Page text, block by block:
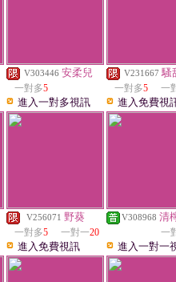
V303446 安柔兒
一對多5
進入一對多視訊
V231667 騷
一對多5 一
進入免費視
V256071 野葵
一對多5 一對一20
進入免費視訊
V308968 清
一
進入一對一